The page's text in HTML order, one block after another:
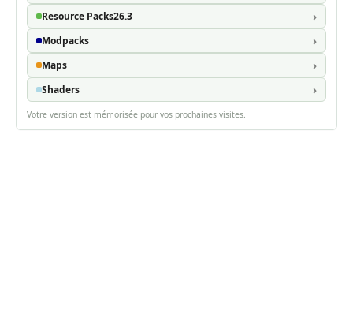
Resource Packs26.3
Modpacks
Maps
Shaders
Votre version est mémorisée pour vos prochaines visites.